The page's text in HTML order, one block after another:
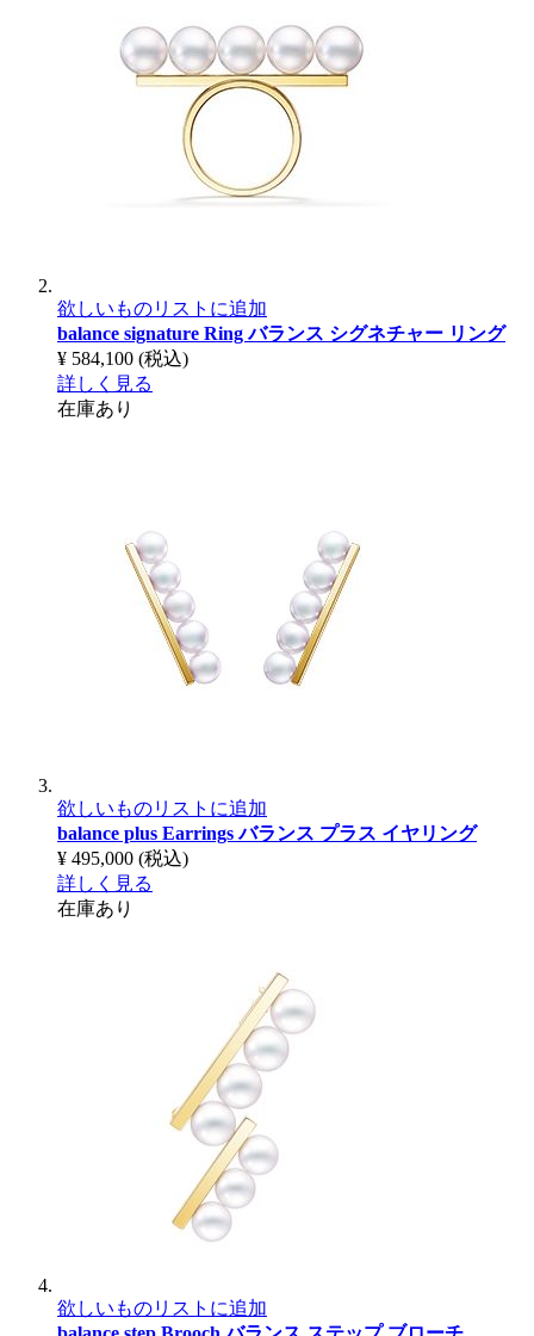
欲しいものリストに追加
balance signature Ringバランス シグネチャー リング
¥ 584,100 (税込)
詳しく見る
在庫あり
欲しいものリストに追加
balance plus Earringsバランス プラス イヤリング
¥ 495,000 (税込)
詳しく見る
在庫あり
欲しいものリストに追加